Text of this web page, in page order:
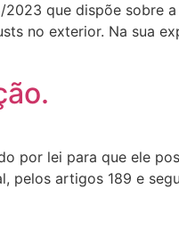
2023 que dispõe sobre
no exterior. Na sua
por lei para que ele
pelos artigos 189 e